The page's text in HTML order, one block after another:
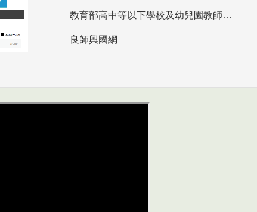
教育部高中等以下學校及幼兒園教師資格檢定考試
良師興國網